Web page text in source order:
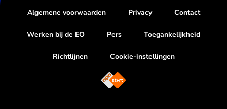
Algemene voorwaarden Privacy Contact
Werken bij de EO Pers Toegankelijkheid
Richtlijnen Cookie-instellingen